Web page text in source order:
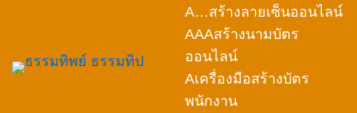
A…สร้างลายเซ็นออนไลน์
AAAสร้างนามบัตร
ออนไลน์
Aเครื่องมือสร้างบัตร
พนักงาน